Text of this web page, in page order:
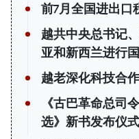
前7月全国进出口
越共中央总书记
亚和新西兰进行
越老深化科技合作
《古巴革命总司
选》新书发布仪